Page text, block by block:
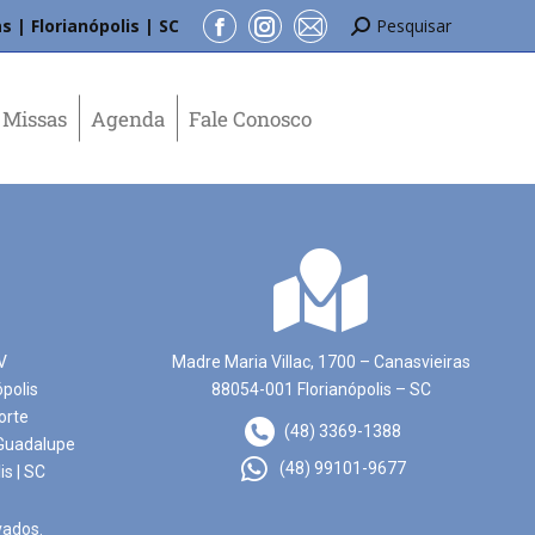
| Florianópolis | SC Pesquisar
Missas Agenda Fale Conosco
| SC
Madre Maria Villac, 1700 – Canasvieiras
88054-001 Florianópolis – SC
(48) 3369-1388
(48) 99101-9677